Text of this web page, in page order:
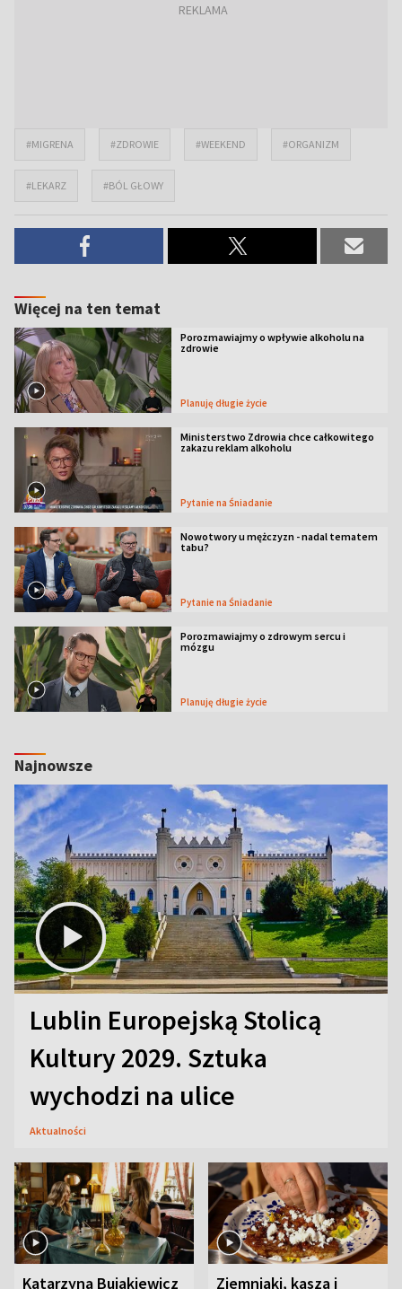
#MIGRENA #ZDROWIE #WEEKEND #ORGANIZM
#LEKARZ #BÓL GŁOWY
Więcej na ten temat
Porozmawiajmy o wpływie alkoholu na
zdrowie
Planuję długie życie
Ministerstwo Zdrowia chce całkowitego
zakazu reklam alkoholu
Pytanie na Śniadanie
Nowotwory u mężczyzn - nadal tematem
tabu?
Pytanie na Śniadanie
Porozmawiajmy o zdrowym sercu i
mózgu
Planuję długie życie
Najnowsze
Lublin Europejską Stolicą
Kultury 2029. Sztuka
wychodzi na ulice
Aktualności
Katarzyna Bujakiewicz Ziemniaki, kasza i